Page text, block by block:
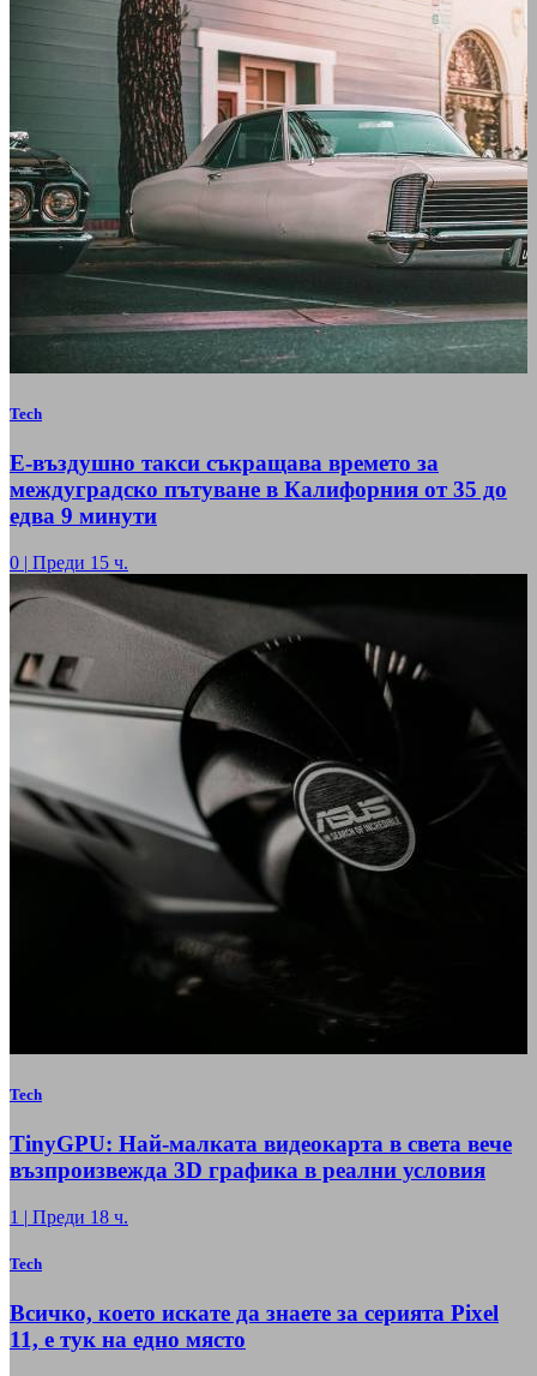
Tech
Е-въздушно такси съкращава времето за
междуградско пътуване в Калифорния от 35 до
едва 9 минути
0 | Преди 15 ч.
Tech
TinyGPU: Най-малката видеокарта в света вече
възпроизвежда 3D графика в реални условия
1 | Преди 18 ч.
Tech
Всичко, което искате да знаете за серията Pixel
11, е тук на едно място